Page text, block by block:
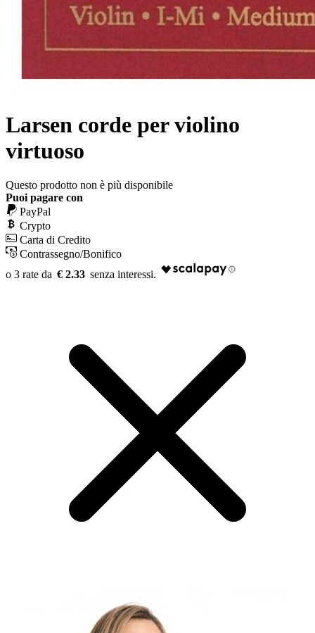
Larsen corde per violino
virtuoso
Questo prodotto non è più disponibile
Puoi pagare con
PayPal
Crypto
Carta di Credito
Contrassegno/Bonifico
€ 2.33